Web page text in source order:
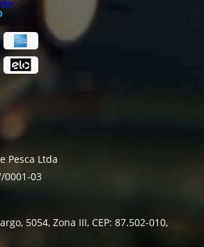
Pesca Ltda
0001-03
5054, Zona III, CEP: 87.502-010,